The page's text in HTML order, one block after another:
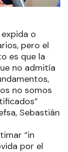
o
pero el
es que la
no admitía
no somos
Sebastián
“in
por el